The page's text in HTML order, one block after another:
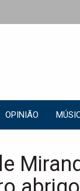
OPINIÃO